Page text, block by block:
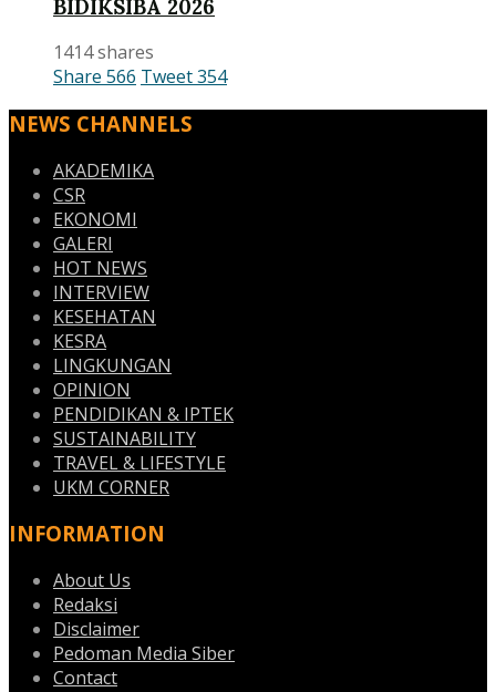
BIDIKSIBA 2026
1414 shares
Share 566 Tweet354
NEWS CHANNELS
AKADEMIKA
CSR
EKONOMI
GALERI
HOT NEWS
INTERVIEW
KESEHATAN
KESRA
LINGKUNGAN
OPINION
PENDIDIKAN & IPTEK
SUSTAINABILITY
TRAVEL & LIFESTYLE
UKM CORNER
INFORMATION
About Us
Redaksi
Disclaimer
Pedoman Media Siber
Contact